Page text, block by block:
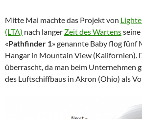
Mitte Mai machte das Projekt von
(LTA) nach langer Zeit des Wartens
«Pathfinder 1» genannte Baby flog fünf
Hangar in Mountain View (Kalifornien).
überrascht, da man beim Unternehmen
des Luftschiffbaus in Akron (Ohio) als